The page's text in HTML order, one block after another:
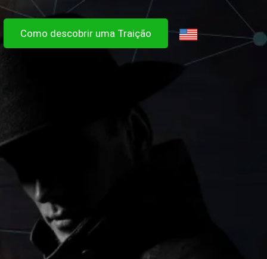
Como descobrir uma Traição